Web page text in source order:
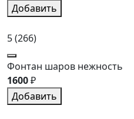
Добавить
5(266)
Фонтан шаров нежность
1600₽
Добавить